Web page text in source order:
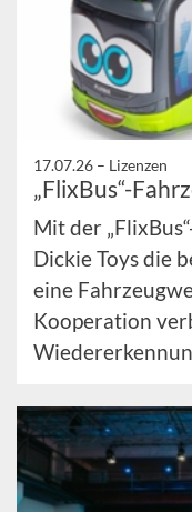
17.07.26 – Lizenzen
„FlixBus“-
Mit der
Dickie Toys die
eine
Kooperation